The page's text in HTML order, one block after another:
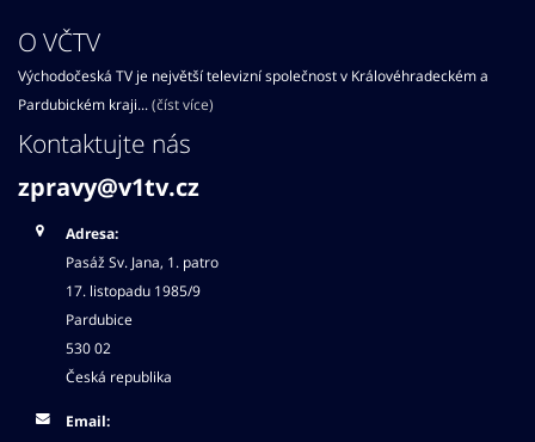
O VČTV
Východočeská TV je největší televizní společnost v Královéhradeckém a
Pardubickém kraji... (číst více)
Kontaktujte nás
zpravy@v1tv.cz
Adresa:
Pasáž Sv. Jana, 1. patro
17. listopadu 1985/9
Pardubice
530 02
Česká republika
Email: